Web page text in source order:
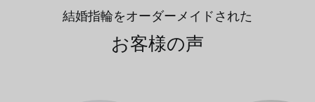
結婚指輪をオーダーメイドされた
お客様の声